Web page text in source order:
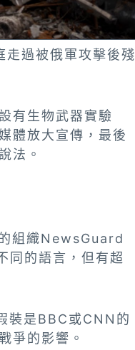
過被俄軍攻擊後殘
有生物武器實驗
體放大宣傳，最後
法。
組織NewsGuard
同的語言，但有超
裝是BBC或CNN的
爭的影響。